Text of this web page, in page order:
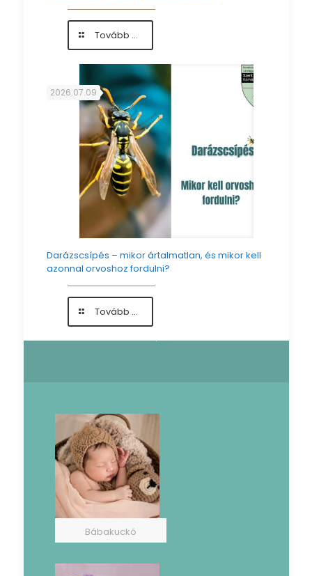
Tovább ...-
Új
helyen
a
sebészeti-,
traumatológiai-,
ortopédiai
és
urológiai
szakrendelők
2026.07.09
Darázscsípés – mikor ártalmatlan, és mikor kell
azonnal orvoshoz fordulni?
Tovább ...-
Darázscsípés
–
azonnal
fordulni?
Bábakuckó